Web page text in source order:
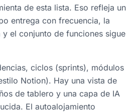
de esta lista. Eso refleja un
entrega con frecuencia, la
el conjunto de funciones sigue
ciclos (sprints), módulos
Notion). Hay una vista de
de tablero y una capa de IA
El autoalojamiento